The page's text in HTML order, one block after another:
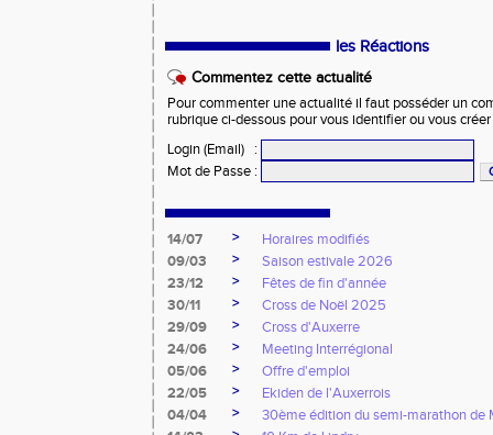
les Réactions
Commentez cette actualité
Pour commenter une actualité il faut posséder un
rubrique ci-dessous pour vous identifier ou vous
Login (Email)
:
Mot de Passe :
14/07 >
Horaires modifiés
09/03
>
Saison estivale 2026
23/12
>
Fêtes de fin d'année
30/11
>
Cross de Noël 2025
29/09
>
Cross d'Auxerre
24/06
>
Meeting Interrégional
05/06
>
Offre d'emploi
22/05
>
Ekiden de l'Auxerrois
04/04
>
30ème édition du semi-marathon de